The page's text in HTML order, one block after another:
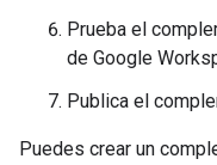
Prueba el
de Google
Publica el
Puedes crear un